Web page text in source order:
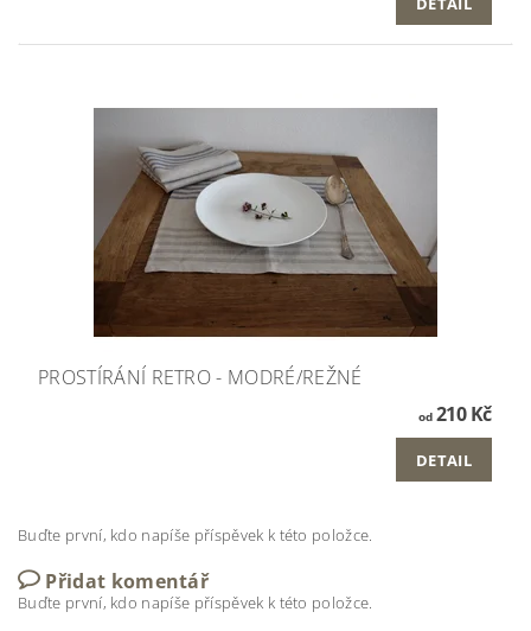
PROSTÍRÁNÍ RETRO - MODRÉ/REŽNÉ
od210 Kč
DETAIL
Buďte první, kdo napíše příspěvek k této položce.
Přidat komentář
Buďte první, kdo napíše příspěvek k této položce.